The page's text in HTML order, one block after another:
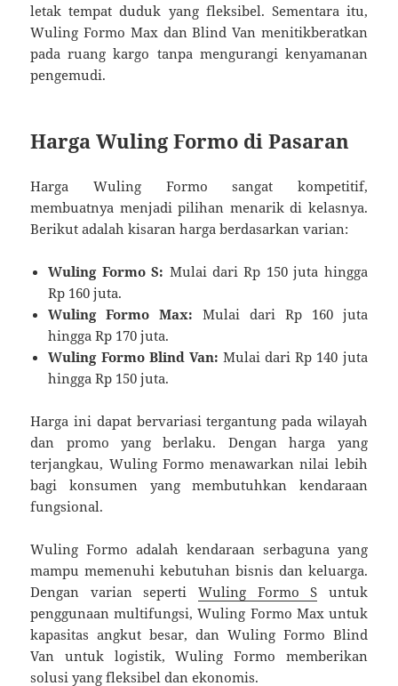
letak tempat duduk yang fleksibel. Sementara itu,
Wuling Formo Max dan Blind Van menitikberatkan
pada ruang kargo tanpa mengurangi kenyamanan
pengemudi.
Harga Wuling Formo di Pasaran
Harga Wuling Formo sangat kompetitif,
membuatnya menjadi pilihan menarik di kelasnya.
Berikut adalah kisaran harga berdasarkan varian:
Wuling Formo S: Mulai dari Rp 150 juta hingga
Rp 160 juta.
Wuling Formo Max: Mulai dari Rp 160 juta
hingga Rp 170 juta.
Wuling Formo Blind Van: Mulai dari Rp 140 juta
hingga Rp 150 juta.
Harga ini dapat bervariasi tergantung pada wilayah
dan promo yang berlaku. Dengan harga yang
terjangkau, Wuling Formo menawarkan nilai lebih
bagi konsumen yang membutuhkan kendaraan
fungsional.
Wuling Formo adalah kendaraan serbaguna yang
mampu memenuhi kebutuhan bisnis dan keluarga.
Dengan varian seperti Wuling Formo S untuk
penggunaan multifungsi, Wuling Formo Max untuk
kapasitas angkut besar, dan Wuling Formo Blind
Van untuk logistik, Wuling Formo memberikan
solusi yang fleksibel dan ekonomis.